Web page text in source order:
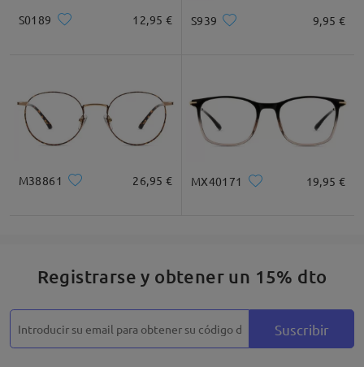
S0189 12,95 € S939 9,95 €
M38861 26,95 € MX40171 19,95 €
Registrarse y obtener un 15% dto
Suscribir